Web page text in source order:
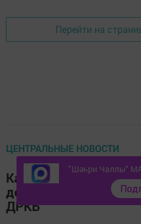
Перейти на
ЦЕНТРАЛЬНЫЕ НОВОСТИ
Как сделать лето
детей: 5 важных
ДРКБ
"Шәһри Чаллы"